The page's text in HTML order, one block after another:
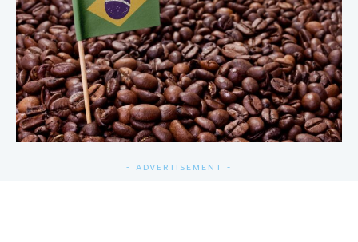
- ADVERTISEMENT -